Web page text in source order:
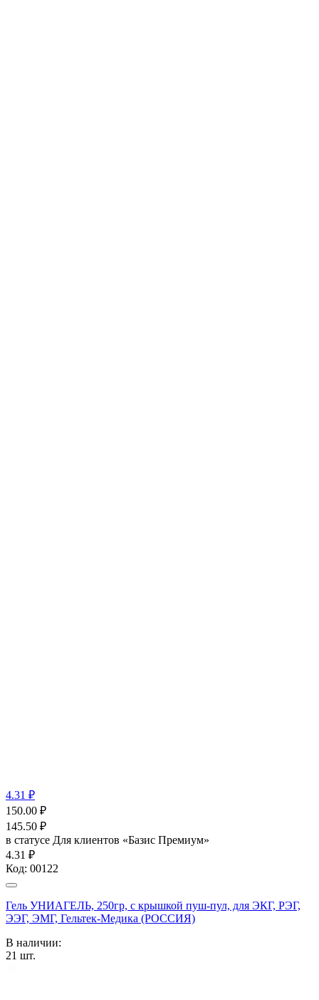
4.31 ₽
150.00 ₽
145.50 ₽
в статусе Для клиентов «Базис Премиум»
4.31 ₽
Код: 00122
Гель УНИАГЕЛЬ, 250гр, с крышкой пуш-пул, для ЭКГ, РЭГ,
ЭЭГ, ЭМГ, Гельтек-Медика (РОССИЯ)
В наличии:
21 шт.